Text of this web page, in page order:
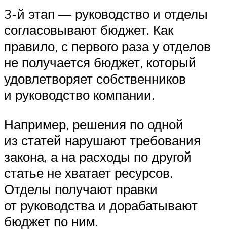
3-й этап — руководство и отделы
согласовывают бюджет. Как
правило, с первого раза у отделов
не получается бюджет, который
удовлетворяет собственников
и руководство компании.
Например, решения по одной
из статей нарушают требования
закона, а на расходы по другой
статье не хватает ресурсов.
Отделы получают правки
от руководства и дорабатывают
бюджет по ним.